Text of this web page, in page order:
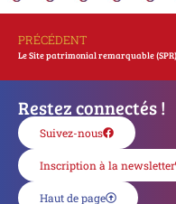
PRÉCÉDENT
Restez connectés !
Suivez-nous
Inscription à la newsletter
Haut de page